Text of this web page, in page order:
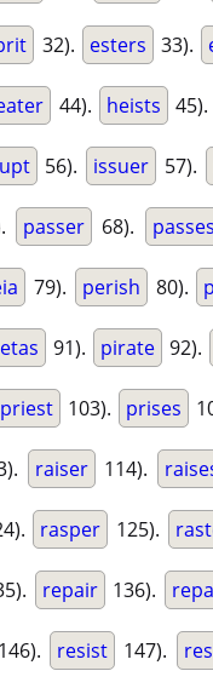
32). esters 33).
44). heists 45).
56). issuer 57).
passer 68). passes
79). perish 80).
91). pirate 92).
priest 103). prises
raiser 114).
rasper 125).
repair 136).
146). resist 147).